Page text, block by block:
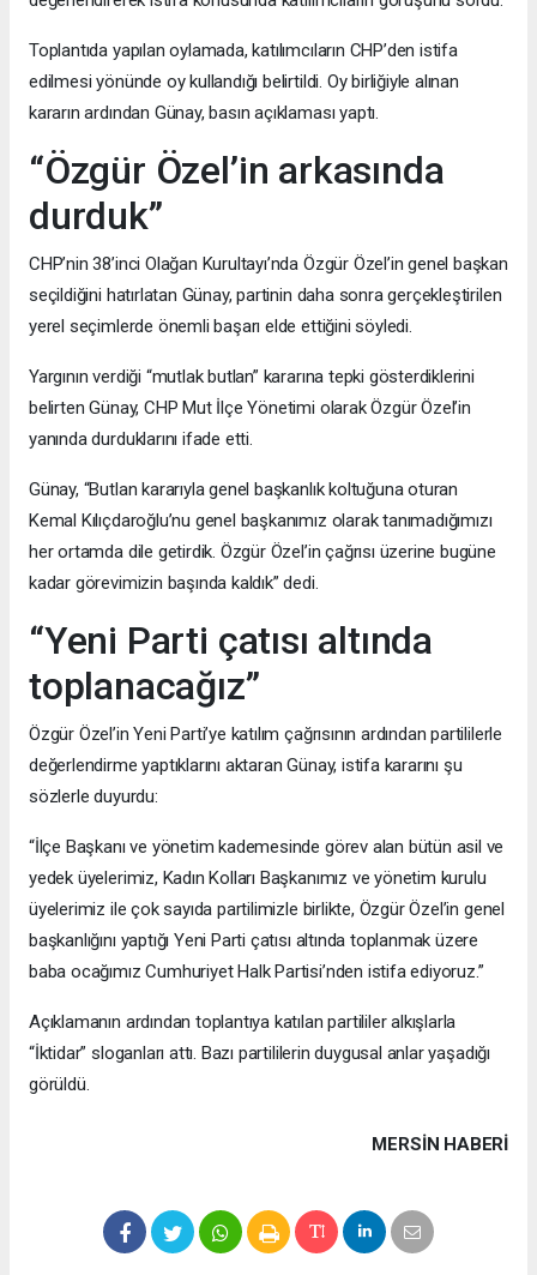
Toplantıda yapılan oylamada, katılımcıların CHP’den istifa
edilmesi yönünde oy kullandığı belirtildi. Oy birliğiyle alınan
kararın ardından Günay, basın açıklaması yaptı.
“Özgür Özel’in arkasında
durduk”
CHP’nin 38’inci Olağan Kurultayı’nda Özgür Özel’in genel başkan
seçildiğini hatırlatan Günay, partinin daha sonra gerçekleştirilen
yerel seçimlerde önemli başarı elde ettiğini söyledi.
Yargının verdiği “mutlak butlan” kararına tepki gösterdiklerini
belirten Günay, CHP Mut İlçe Yönetimi olarak Özgür Özel’in
yanında durduklarını ifade etti.
Günay, “Butlan kararıyla genel başkanlık koltuğuna oturan
Kemal Kılıçdaroğlu’nu genel başkanımız olarak tanımadığımızı
her ortamda dile getirdik. Özgür Özel’in çağrısı üzerine bugüne
kadar görevimizin başında kaldık” dedi.
“Yeni Parti çatısı altında
toplanacağız”
Özgür Özel’in Yeni Parti’ye katılım çağrısının ardından partililerle
değerlendirme yaptıklarını aktaran Günay, istifa kararını şu
sözlerle duyurdu:
“İlçe Başkanı ve yönetim kademesinde görev alan bütün asil ve
yedek üyelerimiz, Kadın Kolları Başkanımız ve yönetim kurulu
üyelerimiz ile çok sayıda partilimizle birlikte, Özgür Özel’in genel
başkanlığını yaptığı Yeni Parti çatısı altında toplanmak üzere
baba ocağımız Cumhuriyet Halk Partisi’nden istifa ediyoruz.”
Açıklamanın ardından toplantıya katılan partililer alkışlarla
“İktidar” sloganları attı. Bazı partililerin duygusal anlar yaşadığı
görüldü.
MERSIN HABERİ